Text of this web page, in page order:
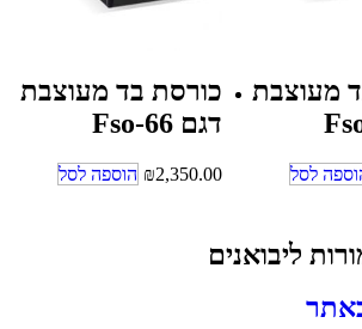
מעוצבת
לסל
כורסת בד מעוצבת
דגם Fso-66
₪2,350.00 הוספה לסל
ליבואנים